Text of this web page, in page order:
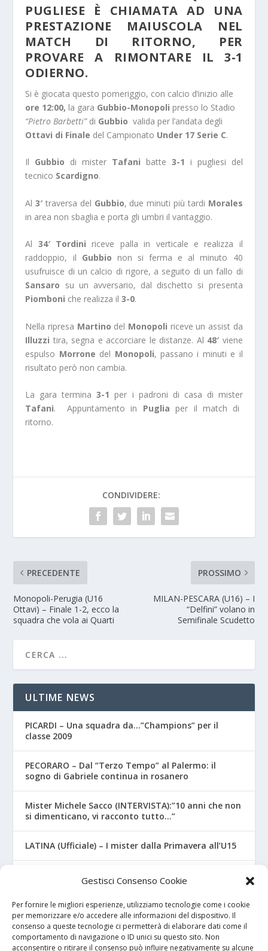
Gestisci Consenso Cookie
Per fornire le migliori esperienze, utilizziamo tecnologie come i cookie
per memorizzare e/o accedere alle informazioni del dispositivo. Il
consenso a queste tecnologie ci permetterà di elaborare dati come il
comportamento di navigazione o ID unici su questo sito. Non
acconsentire o ritirare il consenso può influire negativamente su alcune
PUGLIESE È CHIAMATA AD UNA
PRESTAZIONE MAIUSCOLA NEL
MATCH DI RITORNO, PER
PROVARE A RIMONTARE IL 3-1
ODIERNO.
Si è giocata questo pomeriggio, con calcio d’inizio alle
ore 12:00, la gara Gubbio-Monopoli presso lo Stadio
“Pietro Barbetti”di Gubbio valida per l’andata degli
Ottavi di Finale del Campionato Under 17 Serie C.
Il Gubbio di mister Tafani batte 3-1 i pugliesi del
tecnico Scardigno.
Al3′ traversa del Gubbio, due minuti più tardi Morales
in area non sbaglia e porta gli umbri il vantaggio.
Al 34′ Tordini riceve palla in verticale e realizza il
raddoppio, il Gubbio non si ferma e al minuto 40
usufruisce di un calcio di rigore, a seguito di un fallo di
Sansaro su un avversario, dal dischetto si presenta
Piomboni che realizza il3-0.
Nella ripresa Martino del Monopoli riceve un assist da
Illuzzi tira, segna e accorciare le distanze. Al 48′ viene
espulso Morrone del Monopoli, passano i minuti e il
risultato però non cambia.
La gara termina3-1 per i padroni di casa di mister
Tafani. Appuntamento in Puglia per il match di
ritorno.
CONDIVIDERE:
PRECEDENTE
Monopoli-Perugia (U16
Ottavi) – Finale 1-2, ecco la
squadra che vola ai Quarti
PROSSIMO
MILAN-PESCARA (U16) – I
“Delfini” volano in
Semifinale Scudetto
ULTIME NEWS
PICARDI – Una squadra da…”Champions” per il
classe 2009
PECORARO – Dal “Terzo Tempo” al Palermo: il
sogno di Gabriele continua in rosanero
Mister Michele Sacco (INTERVISTA):”10 anni che non
si dimenticano, vi racconto tutto…”
LATINA (Ufficiale) – I mister dalla Primavera all’U15
CROTONE – Primavera/Under 17, novità sui nuovi
I NOSTRI SPONSOR